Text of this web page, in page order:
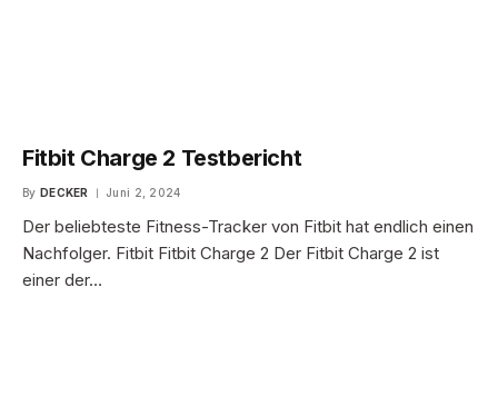
Fitbit Charge 2 Testbericht
By DECKER Juni 2, 2024
Der beliebteste Fitness-Tracker von Fitbit hat endlich einen
Nachfolger. Fitbit Fitbit Charge 2 Der Fitbit Charge 2 ist
einer der…